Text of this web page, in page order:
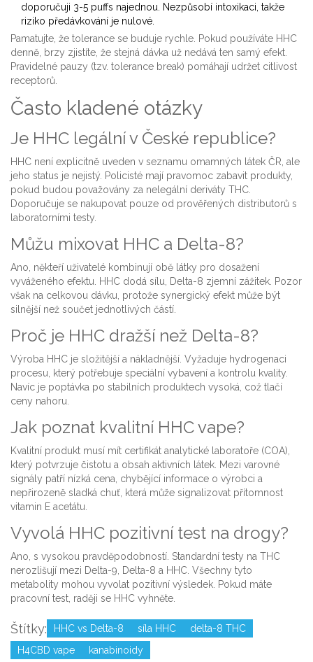
doporučuji 3-5 puffs najednou. Nezpůsobí intoxikaci, takže
riziko předávkování je nulové.
Pamatujte, že tolerance se buduje rychle. Pokud používáte HHC
denně, brzy zjistíte, že stejná dávka už nedává ten samý efekt.
Pravidelné pauzy (tzv. tolerance break) pomáhají udržet citlivost
receptorů.
Často kladené otázky
Je HHC legální v České republice?
HHC není explicitně uveden v seznamu omamných látek ČR, ale
jeho status je nejistý. Policisté mají pravomoc zabavit produkty,
pokud budou považovány za nelegální deriváty THC.
Doporučuje se nakupovat pouze od prověřených distributorů s
laboratorními testy.
Můžu mixovat HHC a Delta-8?
Ano, někteří uživatelé kombinují obě látky pro dosažení
vyváženého efektu. HHC dodá sílu, Delta-8 zjemní zážitek. Pozor
však na celkovou dávku, protože synergický efekt může být
silnější než součet jednotlivých částí.
Proč je HHC dražší než Delta-8?
Výroba HHC je složitější a nákladnější. Vyžaduje hydrogenaci
procesu, který potřebuje speciální vybavení a kontrolu kvality.
Navíc je poptávka po stabilních produktech vysoká, což tlačí
ceny nahoru.
Jak poznat kvalitní HHC vape?
Kvalitní produkt musí mít certifikát analytické laboratoře (COA),
který potvrzuje čistotu a obsah aktivních látek. Mezi varovné
signály patří nízká cena, chybějící informace o výrobci a
nepřirozeně sladká chuť, která může signalizovat přítomnost
vitamin E acetátu.
Vyvolá HHC pozitivní test na drogy?
Ano, s vysokou pravděpodobností. Standardní testy na THC
nerozlišují mezi Delta-9, Delta-8 a HHC. Všechny tyto
metabolity mohou vyvolat pozitivní výsledek. Pokud máte
pracovní test, raději se HHC vyhněte.
Štítky: HHC vs Delta-8 síla HHC
delta-8 THC
H4CBD vape
kanabinoidy